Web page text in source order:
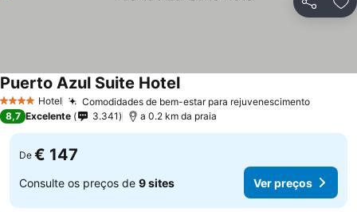
Partilhar
4 EstrelasHotel Comodidades de bem-estar para rejuvenescimento
Puerto Azul Suite Hotel
8,7 Excelente 3.341 a 0.2 km da praia
De € 147
Consulte os preços de 9 sites Ver preços